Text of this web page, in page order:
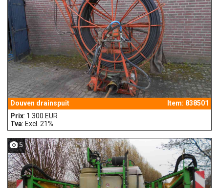
Douven drainspuit
Item: 838501
Prix: 1.300 EUR
Tva: Excl. 21%
5